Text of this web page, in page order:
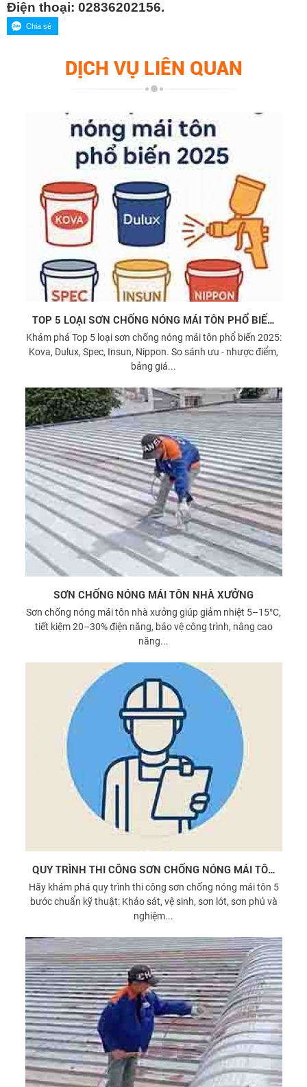
Điện thoại: 02836202156.
DỊCH VỤ LIÊN QUAN
TOP 5 LOẠI SƠN CHỐNG NÓNG MÁI TÔN PHỔ BIẾN
2025
Khám phá Top 5 loại sơn chống nóng mái tôn phổ biến 2025:
Kova, Dulux, Spec, Insun, Nippon. So sánh ưu - nhược điểm,
bảng giá...
SƠN CHỐNG NÓNG MÁI TÔN NHÀ XƯỞNG
Sơn chống nóng mái tôn nhà xưởng giúp giảm nhiệt 5–15°C,
tiết kiệm 20–30% điện năng, bảo vệ công trình, nâng cao
năng...
QUY TRÌNH THI CÔNG SƠN CHỐNG NÓNG MÁI TÔN
CHUẨN KỸ THUẬT
Hãy khám phá quy trình thi công sơn chống nóng mái tôn 5
bước chuẩn kỹ thuật: Khảo sát, vệ sinh, sơn lót, sơn phủ và
nghiệm...